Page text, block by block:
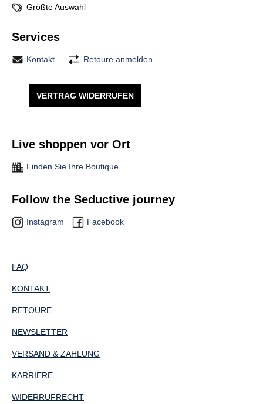
Größte Auswahl
Services
Kontakt Retoure anmelden
VERTRAG WIDERRUFEN
Live shoppen vor Ort
Finden Sie Ihre Boutique
Follow the Seductive journey
Instagram Facebook
FAQ
KONTAKT
RETOURE
NEWSLETTER
VERSAND & ZAHLUNG
KARRIERE
WIDERRUFRECHT